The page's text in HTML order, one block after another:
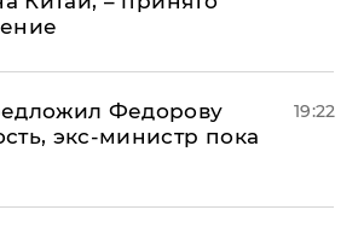
Федорову
экс-министр пока
19:22